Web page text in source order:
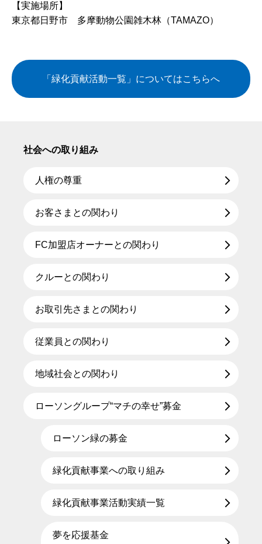
【実施場所】
東京都日野市 多摩動物公園雑木林（TAMAZO）
「緑化貢献活動一覧」についてはこちらへ
社会への取り組み
人権の尊重
お客さまとの関わり
FC加盟店オーナーとの関わり
クルーとの関わり
お取引先さまとの関わり
従業員との関わり
地域社会との関わり
ローソングループ“マチの幸せ”募金
ローソン緑の募金
緑化貢献事業への取り組み
緑化貢献事業活動実績一覧
夢を応援基金